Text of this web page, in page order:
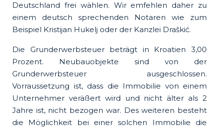
Deutschland frei wählen. Wir emfehlen daher zu
einem deutsch sprechenden Notaren wie zum
Beispiel Kristijan Hukelj oder der Kanzlei Draškić.
Die Grunderwerbsteuer beträgt in Kroatien 3,00
Prozent. Neubauobjekte sind von der
Grunderwerbsteuer ausgeschlossen.
Vorraussetzung ist, dass die Immobilie von einem
Unternehmer veräßert wird und nicht älter als 2
Jahre ist, nicht bezogen war. Des weiteren besteht
die Möglichkeit bei einer solchen Immobilie die